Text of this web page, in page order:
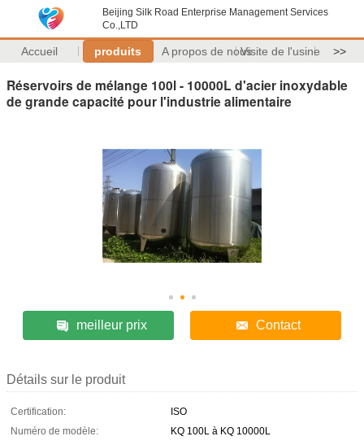
Beijing Silk Road Enterprise Management Services
Co.,LTD
Accueil produits A propos de nousVisite de l'usine >>
Réservoirs de mélange 100l - 10000L d'acier inoxydable
de grande capacité pour l'industrie alimentaire
meilleur prix Contact
Détails sur le produit
Certification:
ISO
Numéro de modèle:
KQ 100L à KQ 10000L